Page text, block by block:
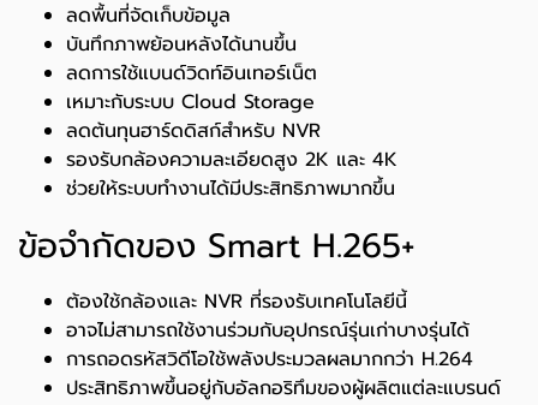
ลดพื้นที่จัดเก็บข้อมูล
บันทึกภาพย้อนหลังได้นานขึ้น
ลดการใช้แบนด์วิดท์อินเทอร์เน็ต
เหมาะกับระบบ Cloud Storage
ลดต้นทุนฮาร์ดดิสก์สำหรับ NVR
รองรับกล้องความละเอียดสูง 2K และ 4K
ช่วยให้ระบบทำงานได้มีประสิทธิภาพมากขึ้น
ข้อจำกัดของ Smart H.265+
ต้องใช้กล้องและ NVR ที่รองรับเทคโนโลยีนี้
อาจไม่สามารถใช้งานร่วมกับอุปกรณ์รุ่นเก่าบางรุ่นได้
การถอดรหัสวิดีโอใช้พลังประมวลผลมากกว่า H.264
ประสิทธิภาพขึ้นอยู่กับอัลกอริทึมของผู้ผลิตแต่ละแบรนด์